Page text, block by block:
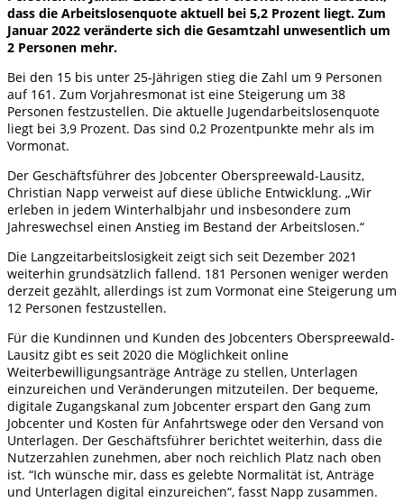
dass die Arbeitslosenquote aktuell bei 5,2 Prozent liegt. Zum
Januar 2022 veränderte sich die Gesamtzahl unwesentlich um
2 Personen mehr.
Bei den 15 bis unter 25-Jährigen stieg die Zahl um 9 Personen
auf 161. Zum Vorjahresmonat ist eine Steigerung um 38
Personen festzustellen. Die aktuelle Jugendarbeitslosenquote
liegt bei 3,9 Prozent. Das sind 0,2 Prozentpunkte mehr als im
Vormonat.
Der Geschäftsführer des Jobcenter Oberspreewald-Lausitz,
Christian Napp verweist auf diese übliche Entwicklung. „Wir
erleben in jedem Winterhalbjahr und insbesondere zum
Jahreswechsel einen Anstieg im Bestand der Arbeitslosen.“
Die Langzeitarbeitslosigkeit zeigt sich seit Dezember 2021
weiterhin grundsätzlich fallend. 181 Personen weniger werden
derzeit gezählt, allerdings ist zum Vormonat eine Steigerung um
12 Personen festzustellen.
Für die Kundinnen und Kunden des Jobcenters Oberspreewald-
Lausitz gibt es seit 2020 die Möglichkeit online
Weiterbewilligungsanträge Anträge zu stellen, Unterlagen
einzureichen und Veränderungen mitzuteilen. Der bequeme,
digitale Zugangskanal zum Jobcenter erspart den Gang zum
Jobcenter und Kosten für Anfahrtswege oder den Versand von
Unterlagen. Der Geschäftsführer berichtet weiterhin, dass die
Nutzerzahlen zunehmen, aber noch reichlich Platz nach oben
ist. “Ich wünsche mir, dass es gelebte Normalität ist, Anträge
und Unterlagen digital einzureichen“, fasst Napp zusammen.